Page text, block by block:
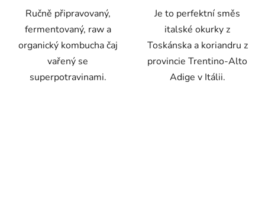
Ručně připravovaný,
fermentovaný, raw a
organický kombucha čaj
vařený se
superpotravinami.
Je to perfektní směs
italské okurky z
Toskánska a koriandru z
provincie Trentino-Alto
Adige v Itálii.